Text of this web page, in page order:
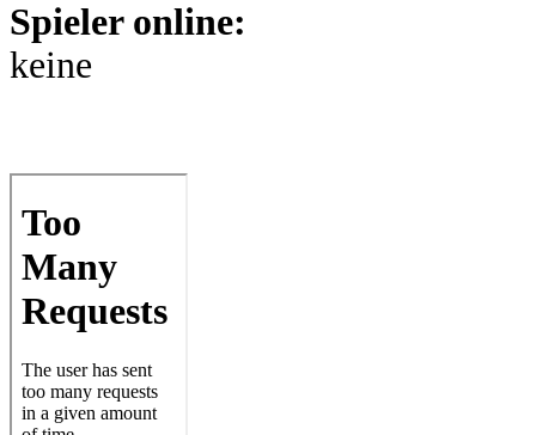
Spieler online:
keine